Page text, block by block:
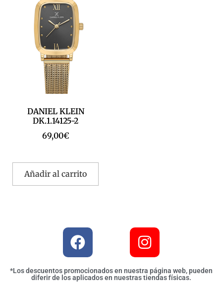
DANIEL KLEIN
DK.1.14125-2
69,00€
Añadir al carrito
*Los descuentos promocionados en nuestra página web, pueden
diferir de los aplicados en nuestras tiendas físicas.